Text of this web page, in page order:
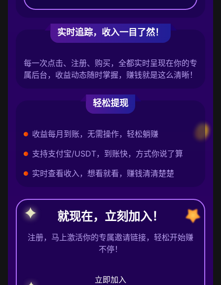
实时追踪，收入一目了然！
每一次点击、注册、购买，全都实时呈现在你的专
属后台，收益动态随时掌握，赚钱就是这么清晰！
轻松提现
收益每月到账，无需操作，轻松躺赚
支持支付宝/USDT，到账快，方式你说了算
实时查看收入，想看就看，赚钱清清楚楚
就现在，立刻加入！
注册，马上激活你的专属邀请链接，轻松开始赚
不停！
立即加入